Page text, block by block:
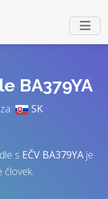
BA379YA
SK
s EČV BA379YA je
človek.